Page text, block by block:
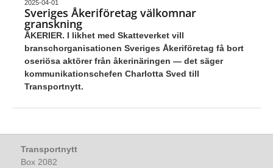
2025-04-01
Sveriges Åkeriföretag välkomnar
granskning
ÅKERIER. I likhet med Skatteverket vill
branschorganisationen Sveriges Åkeriföretag få bort
oseriösa aktörer från åkerinäringen — det säger
kommunikationschefen Charlotta Sved till
Transportnytt.
Transportnytt
Box 2082